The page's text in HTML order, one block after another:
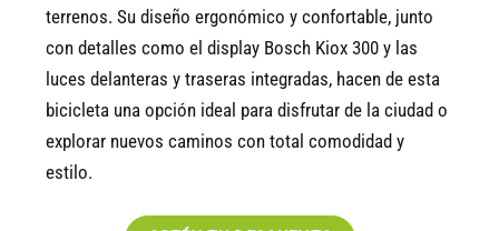
terrenos. Su diseño ergonómico y confortable, junto
con detalles como el display Bosch Kiox 300 y las
luces delanteras y traseras integradas, hacen de esta
bicicleta una opción ideal para disfrutar de la ciudad o
explorar nuevos caminos con total comodidad y
estilo.